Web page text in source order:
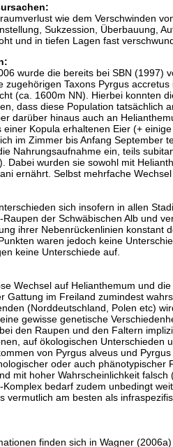
wie dem Verschwinden
Sukzession, Überbauung,
und in tiefen Lagen fast
wurde die bereits bei SBN (1997)
zugehörigen Taxons Pyrgus
(ca. 1600m NN). Hierbei konnten
dass diese Population tatsächlich
darüber hinaus auch an
einer Kopula erhaltenen Eier (+
im Zimmer bis Anfang September
Nahrungsaufnahme ein, teils
Dabei wurden sie sowohl mit
ernährt. Selbst mehrfache
sich insofern in allen
Raupen der Schwäbischen Alb und
ihrer Nebenrückenlinien konstant
waren jedoch keine
keine Unterschiede auf.
Wechsel auf Helianthemum und
Gattung im Freiland zumindest
(Norddeutschland, Polen etc)
gewisse genetische
den Raupen und den Faltern
auf ökologischen Unterschieden
von Pyrgus alveus und
oder auch phänotypischer
mit hoher Wahrscheinlichkeit
Komplex bedarf zudem unbedingt
vermutlich am besten als
finden sich in Wagner (2006a)